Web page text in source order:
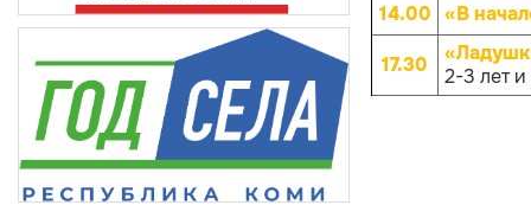
14.00 «В
17.30
2-3 лет